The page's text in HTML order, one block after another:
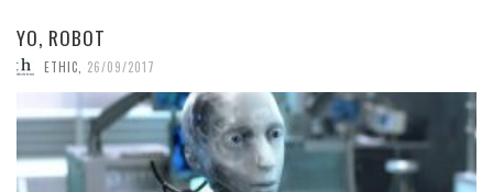
YO, ROBOT
ETHIC 26/09/2017